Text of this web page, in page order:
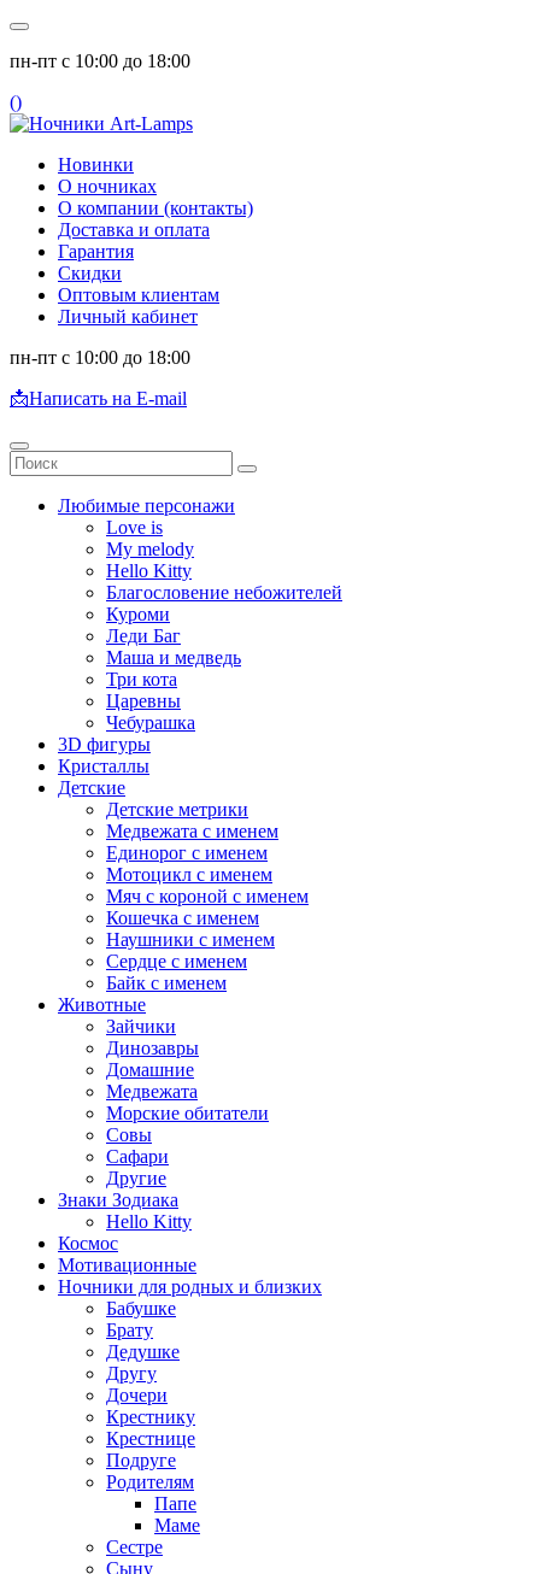
пн-пт с 10:00 до 18:00
()
Новинки
О ночниках
О компании (контакты)
Доставка и оплата
Гарантия
Скидки
Оптовым клиентам
Личный кабинет
пн-пт с 10:00 до 18:00
📩Написать на E-mail
Любимые персонажи
Love is
My melody
Hello Kitty
Благословение небожителей
Куроми
Леди Баг
Маша и медведь
Три кота
Царевны
Чебурашка
3D фигуры
Кристаллы
Детские
Детские метрики
Медвежата с именем
Единорог с именем
Мотоцикл с именем
Мяч с короной с именем
Кошечка с именем
Наушники с именем
Сердце с именем
Байк с именем
Животные
Зайчики
Динозавры
Домашние
Медвежата
Морские обитатели
Совы
Сафари
Другие
Знаки Зодиака
Hello Kitty
Космос
Мотивационные
Ночники для родных и близких
Бабушке
Брату
Дедушке
Другу
Дочери
Крестнику
Крестнице
Подруге
Родителям
Папе
Маме
Сестре
Сыну